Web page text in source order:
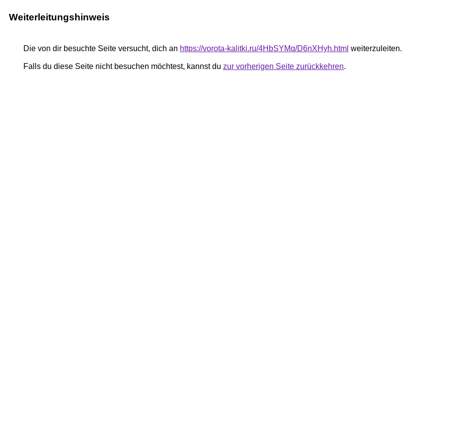
Weiterleitungshinweis
Die von dir besuchte Seite versucht, dich an https://vorota-kalitki.ru/4HbSYMq/D6nXHyh.html weiterzuleiten.
Falls du diese Seite nicht besuchen möchtest, kannst du zur vorherigen Seite zurückkehren.